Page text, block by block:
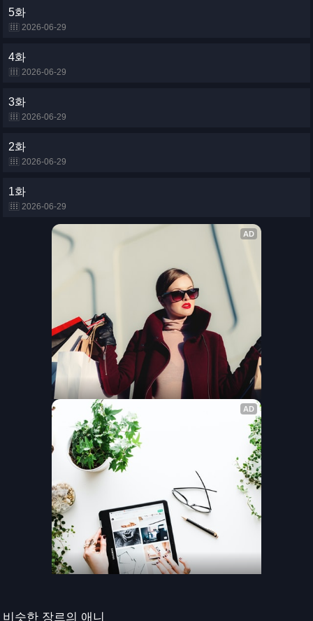
5화
2026-06-29
4화
2026-06-29
3화
2026-06-29
2화
2026-06-29
1화
2026-06-29
비슷한 장르의 애니